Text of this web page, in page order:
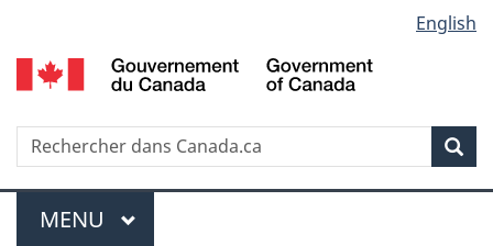
au
contenu
propos
de
la
HTML
simplifiée
selection
English
Recherche
Menu
MENU PRINCIPAL